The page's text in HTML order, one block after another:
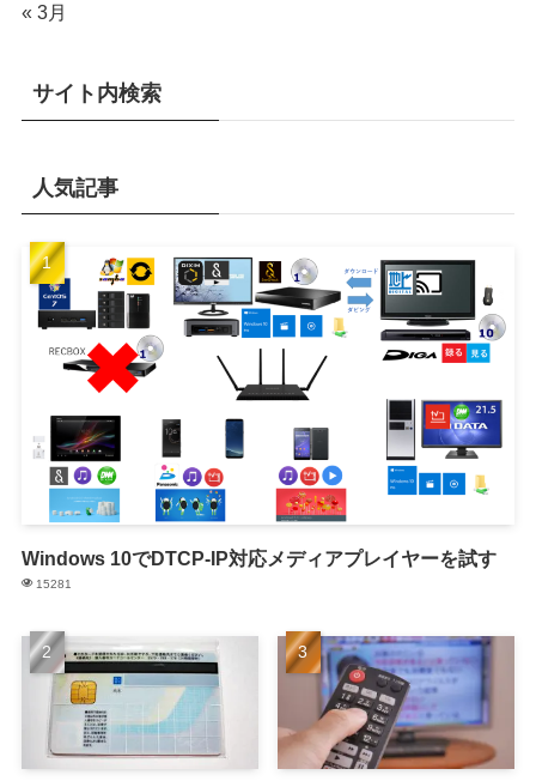
« 3月
サイト内検索
人気記事
Windows 10でDTCP-IP対応メディアプレイヤーを試す
15281